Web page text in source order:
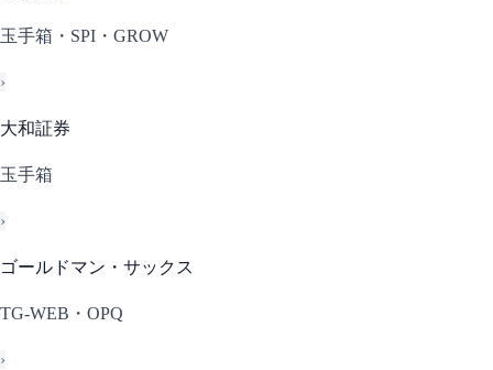
玉手箱・SPI・GROW
›
大和証券
玉手箱
›
ゴールドマン・サックス
TG-WEB・OPQ
›